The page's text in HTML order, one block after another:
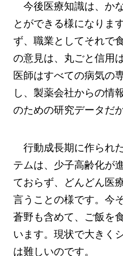
今後医療知識は、か
とができる様になりま
ず、職業としてそれで
の意見は、丸ごと信用
医師はすべての病気の
し、製薬会社からの情
のための研究データだ
行動成長期に作られ
テムは、少子高齢化が
ておらず、どんどん医
言うことの様です。今
蒼野も含めて、ご飯を
います。現状で大きく
は難しいのです。